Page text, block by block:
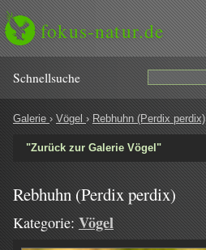
fokus-natur.de
Schnell­suche
Galerie › Vögel › Rebhuhn (Perdix perdix)
"Zurück zur Galerie Vögel"
Rebhuhn (Perdix perdix)
Kategorie: Vögel